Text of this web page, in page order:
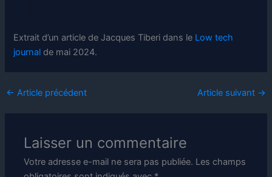
Extrait d’un article de Jacques Tiberi dans le Low tech
journal de mai 2024.
← Article précédent Article suivant →
Laisser un commentaire
Votre adresse e-mail ne sera pas publiée. Les champs